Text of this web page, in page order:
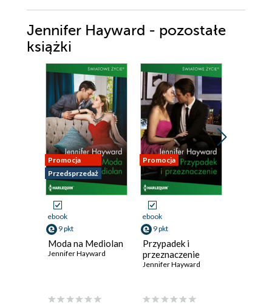
Jennifer Hayward - pozostałe
książki
Promocja
Przedsprzedaż
ebook
9 pkt
Moda na Mediolan
Jennifer Hayward
Promocja
ebook
9 pkt
Przypadek i
przeznaczenie
Jennifer Hayward